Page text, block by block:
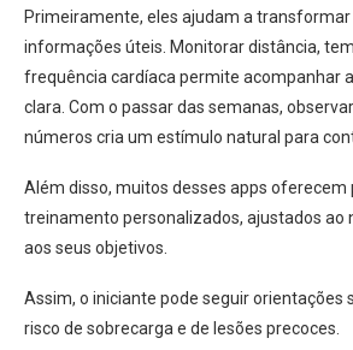
Primeiramente, eles ajudam a
informações úteis. Monitorar distância,
frequência cardíaca permite acompanhar
clara. Com o passar das semanas,
números cria um estímulo natural para
Além disso, muitos desses apps oferecem
treinamento personalizados, ajustados ao
aos seus objetivos.
Assim, o iniciante pode seguir orientações
risco de sobrecarga e de lesões precoces.